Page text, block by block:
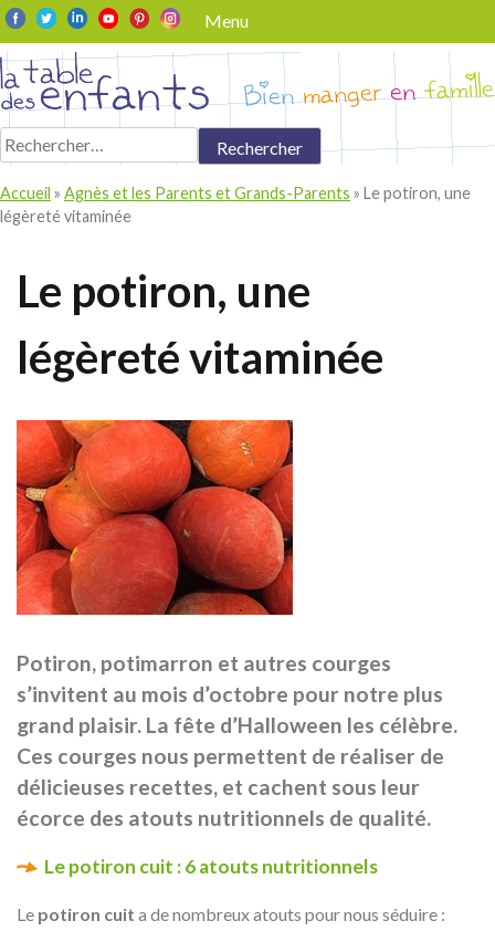
Skip
to
content
Menu
Rechercher :
Accueil » Agnès et les Parents et Grands-Parents » Le potiron, une
légèreté vitaminée
Le potiron, une
légèreté vitaminée
Potiron, potimarron et autres courges
s’invitent au mois d’octobre pour notre plus
grand plaisir. La fête d’Halloween les célèbre.
Ces courges nous permettent de réaliser de
délicieuses recettes, et cachent sous leur
écorce des atouts nutritionnels de qualité.
Le potiron cuit : 6 atouts nutritionnels
Le potiron cuit a de nombreux atouts pour nous séduire :